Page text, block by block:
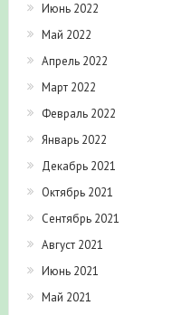
Июнь 2022
Май 2022
Апрель 2022
Март 2022
Февраль 2022
Январь 2022
Декабрь 2021
Октябрь 2021
Сентябрь 2021
Август 2021
Июнь 2021
Май 2021